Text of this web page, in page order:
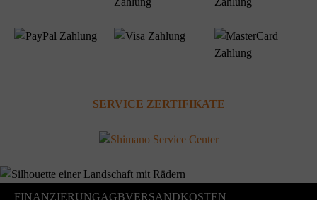
SERVICE ZERTIFIKATE
FINANZIERUNGAGBVERSANDKOSTEN